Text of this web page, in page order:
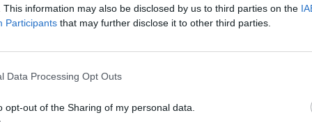
This information may also be disclosed by us to third parties on the
Participants that may further disclose it to other third parties.
Data Processing Opt Outs
opt-out of the Sharing of my personal data.